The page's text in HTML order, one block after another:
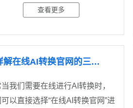
查看更多
详解在线AI转换官网的三大优势
我们需要在线进行AI转换时，
以直接选择“在线AI转换官网”进